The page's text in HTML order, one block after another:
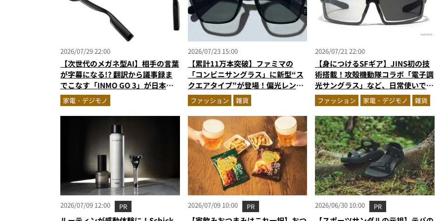
2026/07/29 22:00
【次世代のメガネ型AI】相手の言葉
が字幕になる!? 翻訳から議事録ま
でこなす「INMO GO 3」が日本上
陸家電・デジモノ
2026/07/23 15:00
【累計11万本突破】ファミマの
「コンビニサングラス」に新型“ス
クエアタイプ”が登場！偏光レンズ
採用で2,490円の高コスパ
ファッション 雑貨
2026/07/21 22:00
【身につけるSFギア】JINS初の技
術搭載！攻殻機動隊コラボ「電子調
光サングラス」など、日常使いでき
る“近未来ギア”が発売開始
ファッション 家電・デジモノ 雑貨
2026/07/09 12:00 PR 2026/07/09 10:00 PR 2026/06/30 10:00 PR